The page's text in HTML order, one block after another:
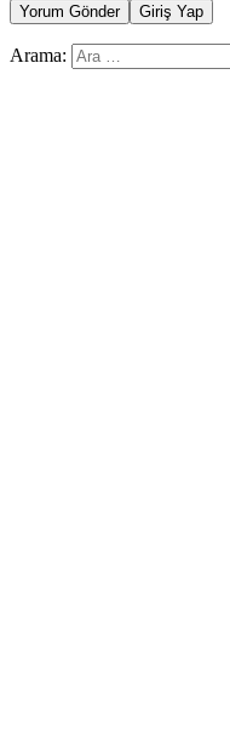
Yorum Gönder Giriş Yap
Arama: